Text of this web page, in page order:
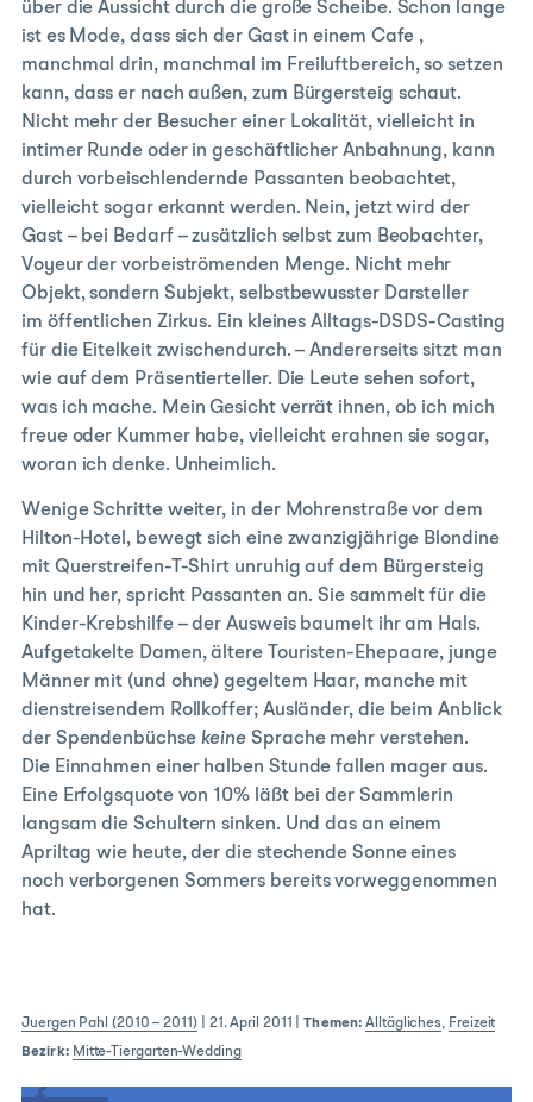
über die Aussicht durch die große Scheibe. Schon lange
ist es Mode, dass sich der Gast in einem Cafe ,
manchmal drin, manchmal im Freiluftbereich, so setzen
kann, dass er nach außen, zum Bürgersteig schaut.
Nicht mehr der Besucher einer Lokalität, vielleicht in
intimer Runde oder in geschäftlicher Anbahnung, kann
durch vorbeischlendernde Passanten beobachtet,
vielleicht sogar erkannt werden. Nein, jetzt wird der
Gast – bei Bedarf – zusätzlich selbst zum Beobachter,
Voyeur der vorbeiströmenden Menge. Nicht mehr
Objekt, sondern Subjekt, selbstbewusster Darsteller
im öffentlichen Zirkus. Ein kleines Alltags-DSDS-Casting
für die Eitelkeit zwischendurch. – Andererseits sitzt man
wie auf dem Präsentierteller. Die Leute sehen sofort,
was ich mache. Mein Gesicht verrät ihnen, ob ich mich
freue oder Kummer habe, vielleicht erahnen sie sogar,
woran ich denke. Unheimlich.
Wenige Schritte weiter, in der Mohrenstraße vor dem
Hilton-Hotel, bewegt sich eine zwanzigjährige Blondine
mit Querstreifen-T-Shirt unruhig auf dem Bürgersteig
hin und her, spricht Passanten an. Sie sammelt für die
Kinder-Krebshilfe – der Ausweis baumelt ihr am Hals.
Aufgetakelte Damen, ältere Touristen-Ehepaare, junge
Männer mit (und ohne) gegeltem Haar, manche mit
dienstreisendem Rollkoffer; Ausländer, die beim Anblick
der Spendenbüchse keine Sprache mehr verstehen.
Die Einnahmen einer halben Stunde fallen mager aus.
Eine Erfolgsquote von 10% läßt bei der Sammlerin
langsam die Schultern sinken. Und das an einem
Apriltag wie heute, der die stechende Sonne eines
noch verborgenen Sommers bereits vorweggenommen
hat.
Juergen Pahl (2010 – 2011)| 21. April 2011 |Themen: Alltägliches, Freizeit
Bezirk: Mitte-Tiergarten-Wedding